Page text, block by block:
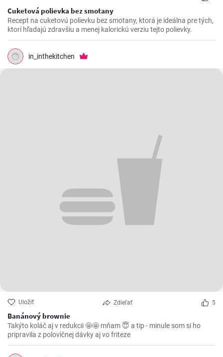
Cuketová polievka bez smotany
Recept na cuketovú polievku bez smotany, ktorá je ideálna pre tých,
ktorí hľadajú zdravšiu a menej kalorickú verziu tejto polievky.
in_inthekitchen
Uložiť Zdieľať 5
Banánový brownie
Takýto koláč aj v redukcii 🤩🤩 mňam 😇 a tip - minule som si ho
pripravila z polovičnej dávky aj vo friteze